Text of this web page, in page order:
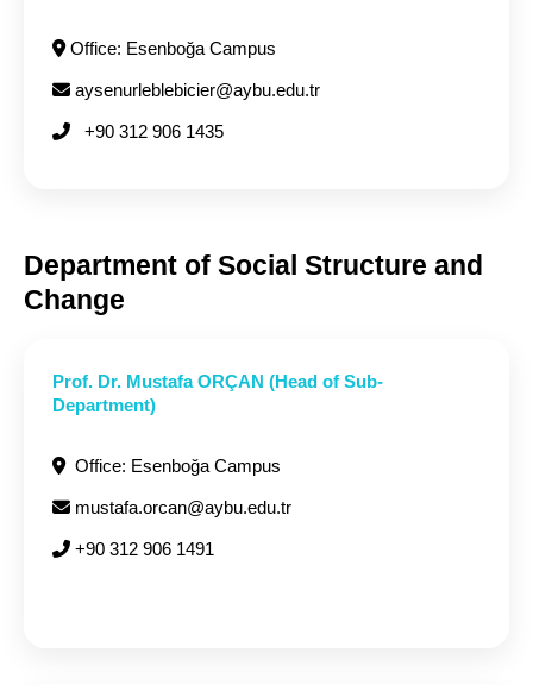
Office: Esenboğa Campus
aysenurleblebicier@aybu.edu.tr
+90 312 906 1435
Department of Social Structure and
Change
Prof. Dr. Mustafa ORÇAN (Head of Sub-
Department)
Office: Esenboğa Campus
mustafa.orcan@aybu.edu.tr
+90 312 906 1491